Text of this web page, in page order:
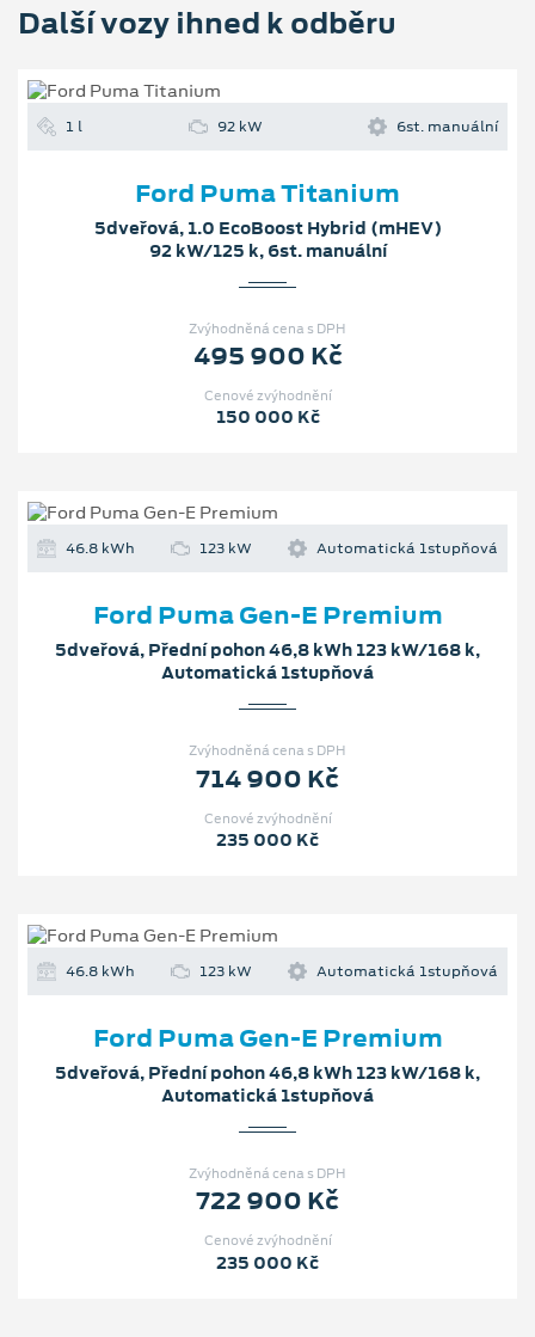
Další vozy ihned k odběru
1 l 92 kW 6st. manuální
Ford Puma Titanium
5dveřová, 1.0 EcoBoost Hybrid (mHEV)
92 kW/125 k, 6st. manuální
Zvýhodněná cena s DPH
495 900 Kč
Cenové zvýhodnění
150 000 Kč
46.8 kWh 123 kW Automatická 1stupňová
Ford Puma Gen-E Premium
5dveřová, Přední pohon 46,8 kWh 123 kW/168 k,
Automatická 1stupňová
Zvýhodněná cena s DPH
714 900 Kč
Cenové zvýhodnění
235 000 Kč
46.8 kWh 123 kW Automatická 1stupňová
Ford Puma Gen-E Premium
5dveřová, Přední pohon 46,8 kWh 123 kW/168 k,
Automatická 1stupňová
Zvýhodněná cena s DPH
722 900 Kč
Cenové zvýhodnění
235 000 Kč